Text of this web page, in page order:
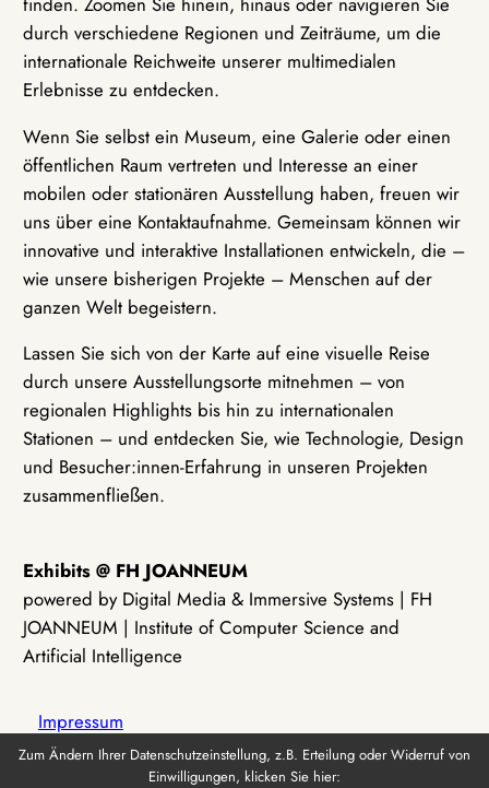
durch verschiedene Regionen und Zeiträume, um die
internationale Reichweite unserer multimedialen
Erlebnisse zu entdecken.
Wenn Sie selbst ein Museum, eine Galerie oder einen
öffentlichen Raum vertreten und Interesse an einer
mobilen oder stationären Ausstellung haben, freuen wir
uns über eine Kontaktaufnahme. Gemeinsam können wir
innovative und interaktive Installationen entwickeln, die –
wie unsere bisherigen Projekte – Menschen auf der
ganzen Welt begeistern.
Lassen Sie sich von der Karte auf eine visuelle Reise
durch unsere Ausstellungsorte mitnehmen – von
regionalen Highlights bis hin zu internationalen
Stationen – und entdecken Sie, wie Technologie, Design
und Besucher:innen-Erfahrung in unseren Projekten
zusammenfließen.
Exhibits @ FH JOANNEUM
powered by Digital Media & Immersive Systems | FH
JOANNEUM | Institute of Computer Science and
Artificial Intelligence
Impressum
Zum Ändern Ihrer Datenschutzeinstellung, z.B. Erteilung oder Widerruf von
Einwilligungen, klicken Sie hier: